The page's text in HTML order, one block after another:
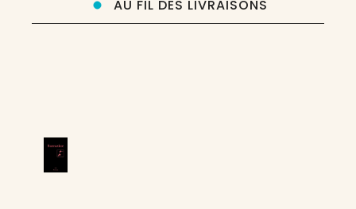
AU FIL DES LIVRAISONS